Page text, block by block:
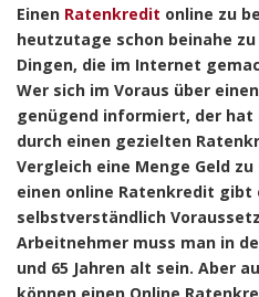
Einen Ratenkredit online zu
heutzutage schon beinahe
Dingen, die im Internet
Wer sich im Voraus über einen
genügend informiert, der hat
durch einen gezielten
Vergleich eine Menge Geld
einen online Ratenkredit gibt
selbstverständlich
Arbeitnehmer muss man in
und 65 Jahren alt sein. Aber